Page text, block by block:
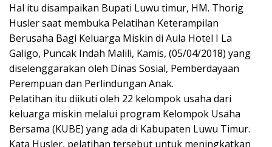
Hal itu disampaikan Bupati Luwu timur, HM. Thorig
Husler saat membuka Pelatihan Keterampilan
Berusaha Bagi Keluarga Miskin di Aula Hotel I La
Galigo, Puncak Indah Malili, Kamis, (05/04/2018) yang
diselenggarakan oleh Dinas Sosial, Pemberdayaan
Perempuan dan Perlindungan Anak.
Pelatihan itu diikuti oleh 22 kelompok usaha dari
keluarga miskin melalui program Kelompok Usaha
Bersama (KUBE) yang ada di Kabupaten Luwu Timur.
Kata Husler, pelatihan tersebut untuk meningkatkan